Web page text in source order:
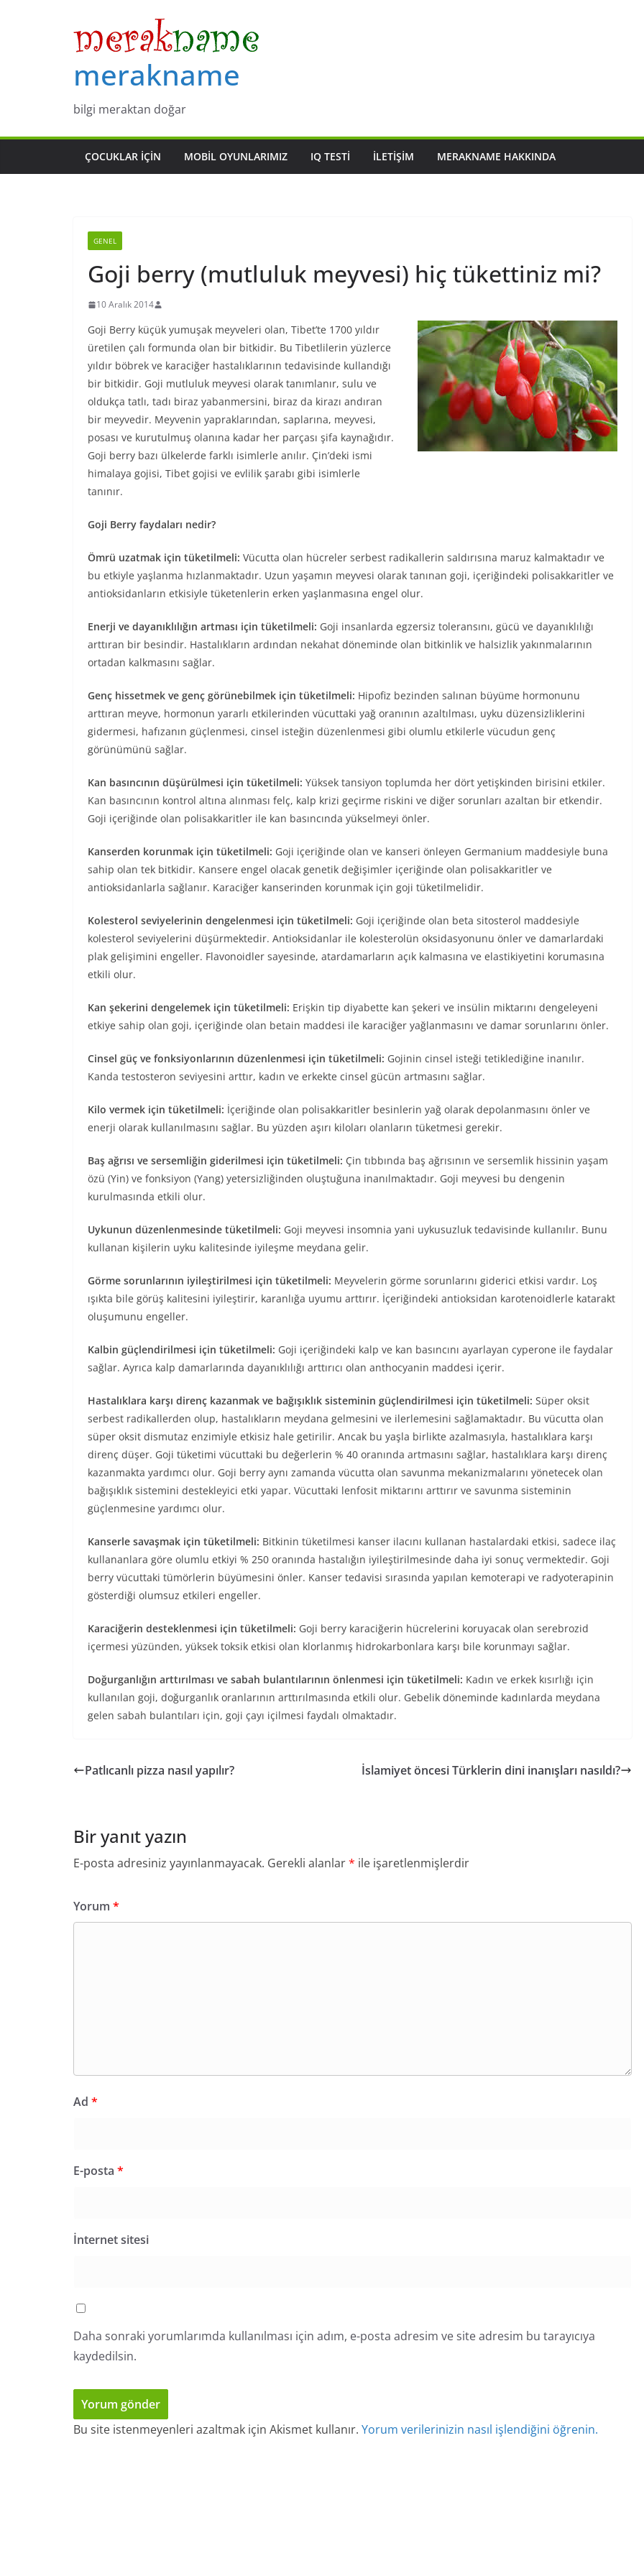
merakname
bilgi meraktan doğar
ÇOCUKLAR IÇIN MOBIL OYUNLARIMIZ IQ TESTI İLETIŞIM MERAKNAME HAKKINDA
GENEL
Goji berry (mutluluk meyvesi) hiç tükettiniz mi?
10 Aralık 2014
Goji Berry küçük yumuşak meyveleri olan, Tibet’te 1700 yıldır
üretilen çalı formunda olan bir bitkidir. Bu Tibetlilerin yüzlerce
yıldır böbrek ve karaciğer hastalıklarının tedavisinde kullandığı
bir bitkidir. Goji mutluluk meyvesi olarak tanımlanır, sulu ve
oldukça tatlı, tadı biraz yabanmersini, biraz da kirazı andıran
bir meyvedir. Meyvenin yapraklarından, saplarına, meyvesi,
posası ve kurutulmuş olanına kadar her parçası şifa kaynağıdır.
Goji berry bazı ülkelerde farklı isimlerle anılır. Çin’deki ismi
himalaya gojisi, Tibet gojisi ve evlilik şarabı gibi isimlerle
tanınır.
Goji Berry faydaları nedir?
Ömrü uzatmak için tüketilmeli: Vücutta olan hücreler serbest radikallerin saldırısına maruz kalmaktadır ve
bu etkiyle yaşlanma hızlanmaktadır. Uzun yaşamın meyvesi olarak tanınan goji, içeriğindeki polisakkaritler ve
antioksidanların etkisiyle tüketenlerin erken yaşlanmasına engel olur.
Enerji ve dayanıklılığın artması için tüketilmeli: Goji insanlarda egzersiz toleransını, gücü ve dayanıklılığı
arttıran bir besindir. Hastalıkların ardından nekahat döneminde olan bitkinlik ve halsizlik yakınmalarının
ortadan kalkmasını sağlar.
Genç hissetmek ve genç görünebilmek için tüketilmeli: Hipofiz bezinden salınan büyüme hormonunu
arttıran meyve, hormonun yararlı etkilerinden vücuttaki yağ oranının azaltılması, uyku düzensizliklerini
gidermesi, hafızanın güçlenmesi, cinsel isteğin düzenlenmesi gibi olumlu etkilerle vücudun genç
görünümünü sağlar.
Kan basıncının düşürülmesi için tüketilmeli: Yüksek tansiyon toplumda her dört yetişkinden birisini etkiler.
Kan basıncının kontrol altına alınması felç, kalp krizi geçirme riskini ve diğer sorunları azaltan bir etkendir.
Goji içeriğinde olan polisakkaritler ile kan basıncında yükselmeyi önler.
Kanserden korunmak için tüketilmeli: Goji içeriğinde olan ve kanseri önleyen Germanium maddesiyle buna
sahip olan tek bitkidir. Kansere engel olacak genetik değişimler içeriğinde olan polisakkaritler ve
antioksidanlarla sağlanır. Karaciğer kanserinden korunmak için goji tüketilmelidir.
Kolesterol seviyelerinin dengelenmesi için tüketilmeli: Goji içeriğinde olan beta sitosterol maddesiyle
kolesterol seviyelerini düşürmektedir. Antioksidanlar ile kolesterolün oksidasyonunu önler ve damarlardaki
plak gelişimini engeller. Flavonoidler sayesinde, atardamarların açık kalmasına ve elastikiyetini korumasına
etkili olur.
Kan şekerini dengelemek için tüketilmeli: Erişkin tip diyabette kan şekeri ve insülin miktarını dengeleyeni
etkiye sahip olan goji, içeriğinde olan betain maddesi ile karaciğer yağlanmasını ve damar sorunlarını önler.
Cinsel güç ve fonksiyonlarının düzenlenmesi için tüketilmeli: Gojinin cinsel isteği tetiklediğine inanılır.
Kanda testosteron seviyesini arttır, kadın ve erkekte cinsel gücün artmasını sağlar.
Kilo vermek için tüketilmeli: İçeriğinde olan polisakkaritler besinlerin yağ olarak depolanmasını önler ve
enerji olarak kullanılmasını sağlar. Bu yüzden aşırı kiloları olanların tüketmesi gerekir.
Baş ağrısı ve sersemliğin giderilmesi için tüketilmeli: Çin tıbbında baş ağrısının ve sersemlik hissinin yaşam
özü (Yin) ve fonksiyon (Yang) yetersizliğinden oluştuğuna inanılmaktadır. Goji meyvesi bu dengenin
kurulmasında etkili olur.
Uykunun düzenlenmesinde tüketilmeli: Goji meyvesi insomnia yani uykusuzluk tedavisinde kullanılır. Bunu
kullanan kişilerin uyku kalitesinde iyileşme meydana gelir.
Görme sorunlarının iyileştirilmesi için tüketilmeli: Meyvelerin görme sorunlarını giderici etkisi vardır. Loş
ışıkta bile görüş kalitesini iyileştirir, karanlığa uyumu arttırır. İçeriğindeki antioksidan karotenoidlerle katarakt
oluşumunu engeller.
Kalbin güçlendirilmesi için tüketilmeli: Goji içeriğindeki kalp ve kan basıncını ayarlayan cyperone ile faydalar
sağlar. Ayrıca kalp damarlarında dayanıklılığı arttırıcı olan anthocyanin maddesi içerir.
Hastalıklara karşı direnç kazanmak ve bağışıklık sisteminin güçlendirilmesi için tüketilmeli: Süper oksit
serbest radikallerden olup, hastalıkların meydana gelmesini ve ilerlemesini sağlamaktadır. Bu vücutta olan
süper oksit dismutaz enzimiyle etkisiz hale getirilir. Ancak bu yaşla birlikte azalmasıyla, hastalıklara karşı
direnç düşer. Goji tüketimi vücuttaki bu değerlerin % 40 oranında artmasını sağlar, hastalıklara karşı direnç
kazanmakta yardımcı olur. Goji berry aynı zamanda vücutta olan savunma mekanizmalarını yönetecek olan
bağışıklık sistemini destekleyici etki yapar. Vücuttaki lenfosit miktarını arttırır ve savunma sisteminin
güçlenmesine yardımcı olur.
Kanserle savaşmak için tüketilmeli: Bitkinin tüketilmesi kanser ilacını kullanan hastalardaki etkisi, sadece ilaç
kullananlara göre olumlu etkiyi % 250 oranında hastalığın iyileştirilmesinde daha iyi sonuç vermektedir. Goji
berry vücuttaki tümörlerin büyümesini önler. Kanser tedavisi sırasında yapılan kemoterapi ve radyoterapinin
gösterdiği olumsuz etkileri engeller.
Karaciğerin desteklenmesi için tüketilmeli: Goji berry karaciğerin hücrelerini koruyacak olan serebrozid
içermesi yüzünden, yüksek toksik etkisi olan klorlanmış hidrokarbonlara karşı bile korunmayı sağlar.
Doğurganlığın arttırılması ve sabah bulantılarının önlenmesi için tüketilmeli: Kadın ve erkek kısırlığı için
kullanılan goji, doğurganlık oranlarının arttırılmasında etkili olur. Gebelik döneminde kadınlarda meydana
gelen sabah bulantıları için, goji çayı içilmesi faydalı olmaktadır.
Patlıcanlı pizza nasıl yapılır? İslamiyet öncesi Türklerin dini inanışları nasıldı?
Bir yanıt yazın
E-posta adresiniz yayınlanmayacak. Gerekli alanlar* ile işaretlenmişlerdir
Yorum *
Ad *
E-posta *
İnternet sitesi
Daha sonraki yorumlarımda kullanılması için adım, e-posta adresim ve site adresim bu tarayıcıya
kaydedilsin.
Bu site istenmeyenleri azaltmak için Akismet kullanır. Yorum verilerinizin nasıl işlendiğini öğrenin.